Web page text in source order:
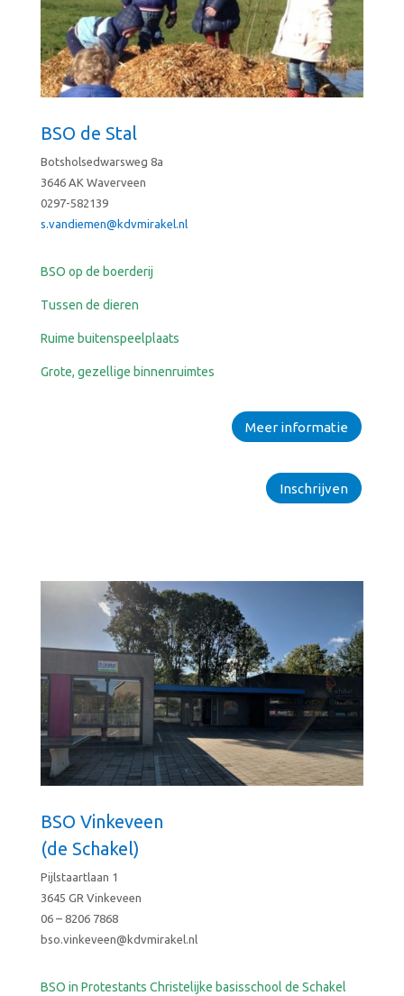
BSO de Stal
Botsholsedwarsweg 8a
3646 AK Waverveen
0297-582139
s.vandiemen@kdvmirakel.nl
BSO op de boerderij
Tussen de dieren
Ruime buitenspeelplaats
Grote, gezellige binnenruimtes
Meer informatie
Inschrijven
BSO Vinkeveen
(de Schakel)
Pijlstaartlaan 1
3645 GR Vinkeveen
06 – 8206 7868
bso.vinkeveen@kdvmirakel.nl
BSO in Protestants Christelijke basisschool de Schakel